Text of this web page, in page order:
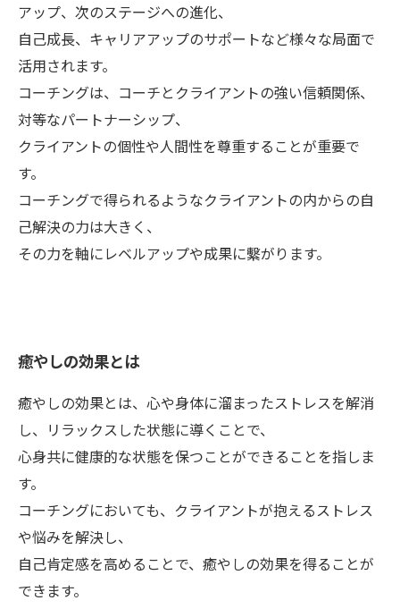
アップ、次のステージへの進化、
自己成長、キャリアアップのサポートなど様々な局面で
活用されます。
コーチングは、コーチとクライアントの強い信頼関係、
対等なパートナーシップ、
クライアントの個性や人間性を尊重することが重要で
す。
コーチングで得られるようなクライアントの内からの自
己解決の力は大きく、
その力を軸にレベルアップや成果に繫がります。
癒やしの効果とは
癒やしの効果とは、心や身体に溜まったストレスを解消
し、リラックスした状態に導くことで、
心身共に健康的な状態を保つことができることを指しま
す。
コーチングにおいても、クライアントが抱えるストレス
や悩みを解決し、
自己肯定感を高めることで、癒やしの効果を得ることが
できます。